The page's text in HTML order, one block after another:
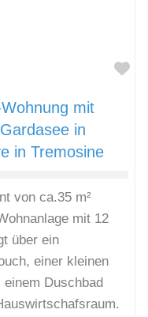
mit
in
in Tremosine
von ca.35 m²
mit 12
über ein
einer kleinen
Duschbad